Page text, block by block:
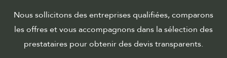
Nous sollicitons des entreprises qualifiées, comparons
les offres et vous accompagnons dans la sélection des
prestataires pour obtenir des devis transparents.